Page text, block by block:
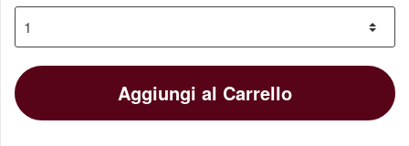
Aggiungi al Carrello